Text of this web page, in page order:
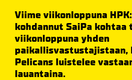
Viime viikonloppuna
kohdannut SaiPa kohtaa
viikonloppuna yhden
paikallisvastustajistaan,
Pelicans luistelee
lauantaina.